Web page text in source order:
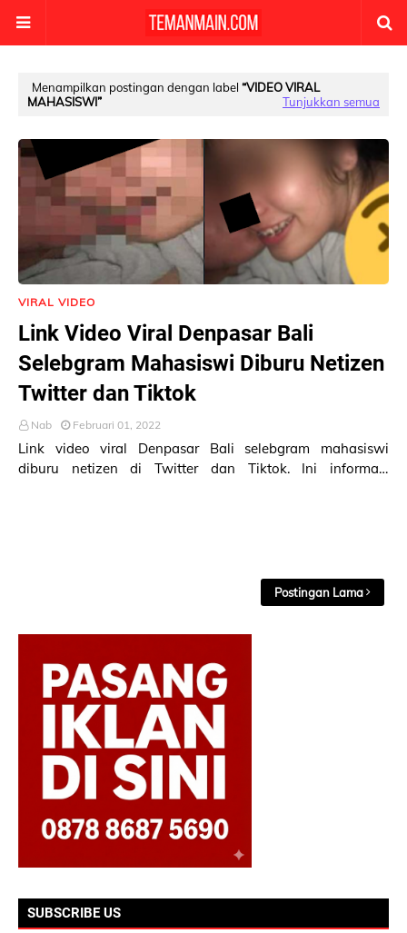
Menampilkan postingan dengan label VIDEO VIRAL
MAHASISWI
Tunjukkan semua
VIRAL VIDEO
Link Video Viral Denpasar Bali
Selebgram Mahasiswi Diburu Netizen
Twitter dan Tiktok
Nab Februari 01, 2022
Link video viral Denpasar Bali selebgram mahasiswi
diburu netizen di Twitter dan Tiktok. Ini informasi
Postingan Lama
SUBSCRIBE US